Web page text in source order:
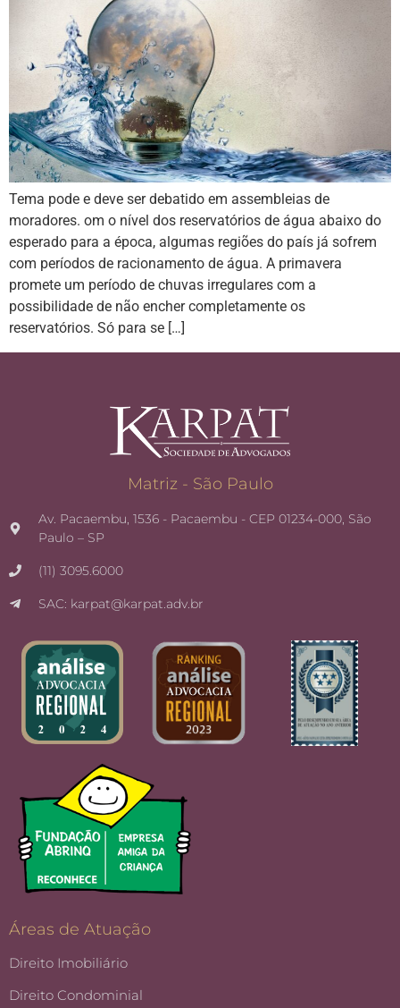
Tema pode e deve ser debatido em assembleias de
moradores. om o nível dos reservatórios de água abaixo do
esperado para a época, algumas regiões do país já sofrem
com períodos de racionamento de água. A primavera
promete um período de chuvas irregulares com a
possibilidade de não encher completamente os
reservatórios. Só para se […]
Matriz - São Paulo
Av. Pacaembu, 1536 - Pacaembu - CEP 01234-000, São
Paulo – SP
(11) 3095.6000
SAC: karpat@karpat.adv.br
Áreas de Atuação
Direito Imobiliário
Direito Condominial